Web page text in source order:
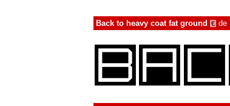
Back to heavy coat fat ground € de